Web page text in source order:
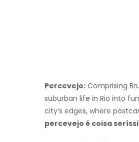
Percevejo: Comprising
suburban life in Rio into
city’s edges, where
percevejo é coisa